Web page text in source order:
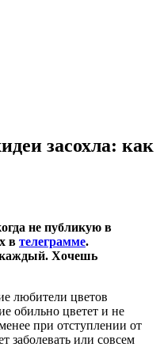
засохла: как
не публикую в
в телеграмме.
каждый. Хочешь
любители цветов
обильно цветет и не
при отступлении от
заболевать или совсем